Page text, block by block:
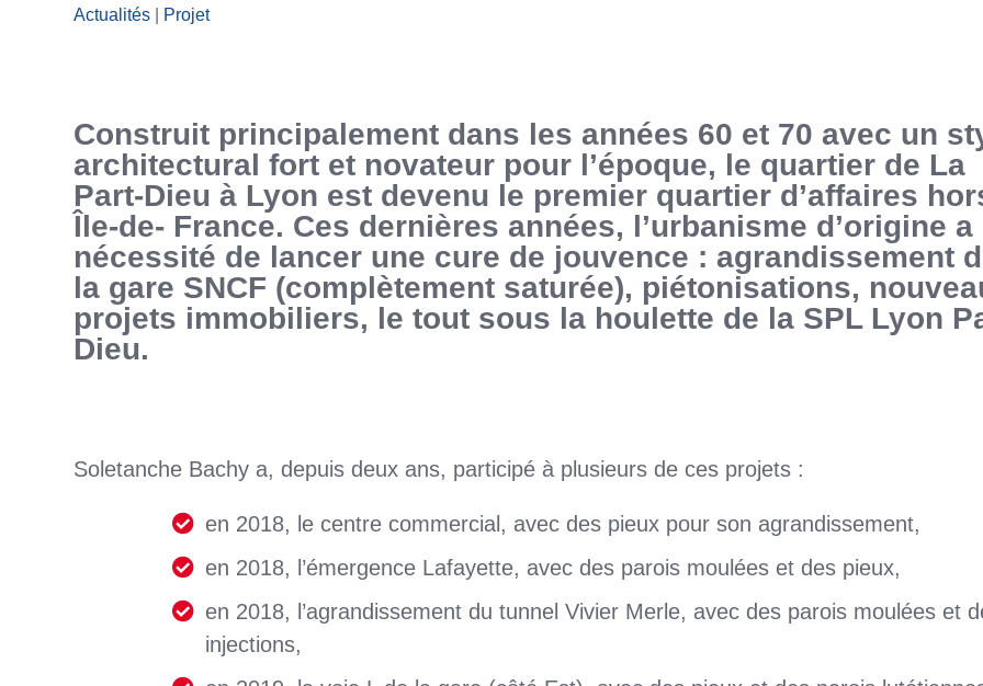
Actualités Projet
Construit principalement dans les années 60 et 70 avec un
architectural fort et novateur pour l’époque, le quartier de La
Part-Dieu à Lyon est devenu le premier quartier d’affaires
Île-de- France. Ces dernières années, l’urbanisme d’origine a
nécessité de lancer une cure de jouvence : agrandissement
la gare SNCF (complètement saturée), piétonisations,
projets immobiliers, le tout sous la houlette de la SPL Lyon
Dieu.
Soletanche Bachy a, depuis deux ans, participé à plusieurs de ces projets :
en 2018, le centre commercial, avec des pieux pour son agrandissement,
en 2018, l’émergence Lafayette, avec des parois moulées et des pieux,
en 2018, l’agrandissement du tunnel Vivier Merle, avec des parois moulées et
injections,